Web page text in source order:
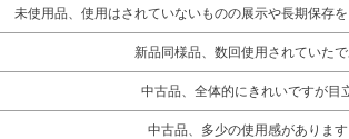
未使用品、使用はされていないものの展示や長期保存
新品同様品、数回使用されていた
中古品、全体的にきれいですが目
中古品、多少の使用感がありま